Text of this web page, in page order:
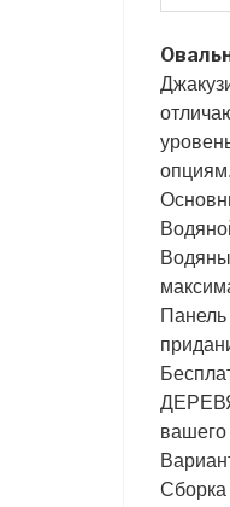
опциям.
Панель
вашего
Сборка